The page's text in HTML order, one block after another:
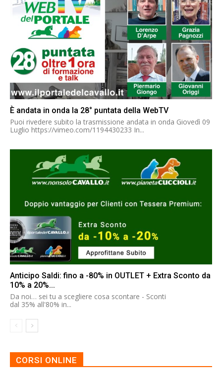
È andata in onda la 28° puntata della WebTV
Puoi rivedere subito la trasmissione andata in onda Giovedì 09
Luglio https://vimeo.com/1194430233 In...
Anticipo Saldi: fino a -80% in OUTLET + Extra Sconto da
10% a 20%...
Da noi… sei tu a scegliere cosa scontare - Sconti
dal 35% all'80% in...
CORSI ONLINE